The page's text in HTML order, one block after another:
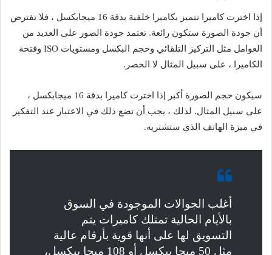
إذا اخترت كاميرا تتميز بكاميرا خلفية بدقة 16 ميجابكسل ، فلا تفترض
أن جودة الصورة ستكون رائعة. تعتمد جودة الصور على العديد من
العوامل مثل التركيز التلقائي وحجم البكسل ومستويات ISO وفتحة
الكاميرا ، على سبيل المثال لا الحصر.
سيكون حجم الصورة أكبر إذا اخترت كاميرا بدقة 16 ميجابكسل ،
على سبيل المثال. لذلك ، يجب أن تضع ذلك في الاعتبار عند التفكير
في ميزة الهاتف الذي ستشتريه.
أغلب الجوالات الموجودة في السوق
بالأيام الحالية تمتلك كاميرات يتم
التسويق لها على أنها قوية بأرقام عالية
مثل 50 ميجا بيكسل أو 108 ميجا بيكسل،